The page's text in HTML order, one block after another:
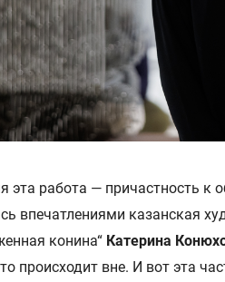
эта работа — причастность к
впечатлениями казанская
конина“ Катерина
происходит вне. И вот эта